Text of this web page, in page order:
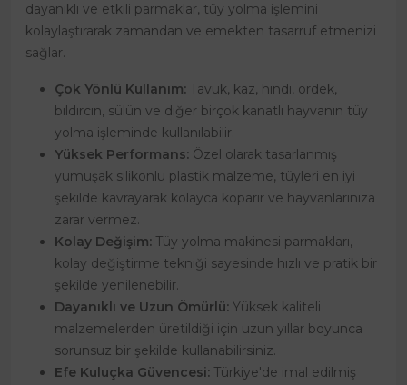
dayanıklı ve etkili parmaklar, tüy yolma işlemini
kolaylaştırarak zamandan ve emekten tasarruf etmenizi
sağlar.
Çok Yönlü Kullanım: Tavuk, kaz, hindi, ördek,
bıldırcın, sülün ve diğer birçok kanatlı hayvanın tüy
yolma işleminde kullanılabilir.
Yüksek Performans: Özel olarak tasarlanmış
yumuşak silikonlu plastik malzeme, tüyleri en iyi
şekilde kavrayarak kolayca koparır ve hayvanlarınıza
zarar vermez.
Kolay Değişim: Tüy yolma makinesi parmakları,
kolay değiştirme tekniği sayesinde hızlı ve pratik bir
şekilde yenilenebilir.
Dayanıklı ve Uzun Ömürlü: Yüksek kaliteli
malzemelerden üretildiği için uzun yıllar boyunca
sorunsuz bir şekilde kullanabilirsiniz.
Efe Kuluçka Güvencesi: Türkiye'de imal edilmiş